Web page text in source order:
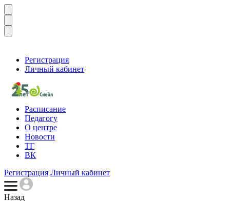
Регистрация
Личный кабинет
Расписание
Педагогу
О центре
Новости
ТГ
ВК
Регистрация Личный кабинет
Назад